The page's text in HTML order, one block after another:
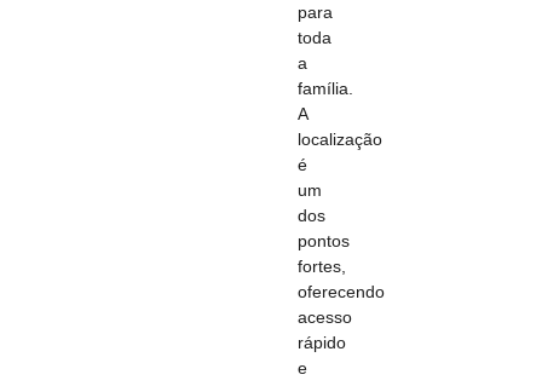
para
toda
a
família.
A
localização
é
um
dos
pontos
fortes,
oferecendo
acesso
rápido
e